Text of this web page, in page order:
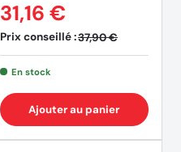
Prix conseillé :37,90 €
31,16 €
En stock
Ajouter au panier